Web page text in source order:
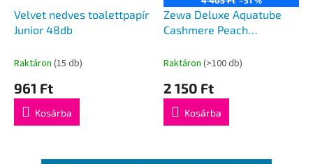
Velvet nedves toalettpapír
Junior 48db
Raktáron (15 db)
961 Ft
Kosárba
Zewa Deluxe Aquatube
Cashmere Peach
Raktáron (>100 db)
2 150 Ft
Kosárba